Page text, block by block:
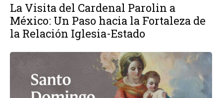
La Visita del Cardenal Parolin a
México: Un Paso hacia la Fortaleza de
la Relación Iglesia-Estado